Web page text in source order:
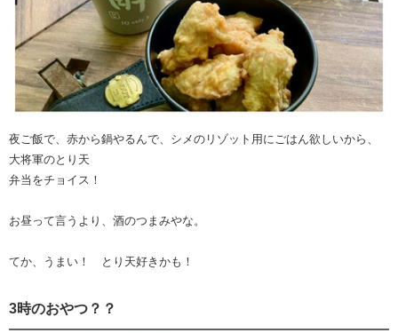
夜ご飯で、赤から鍋やるんで、シメのリゾット用にごはん欲しいから、
大将軍のとり天
弁当をチョイス！
お昼って言うより、酒のつまみやな。
てか、うまい！ とり天好きかも！
3時のおやつ？？